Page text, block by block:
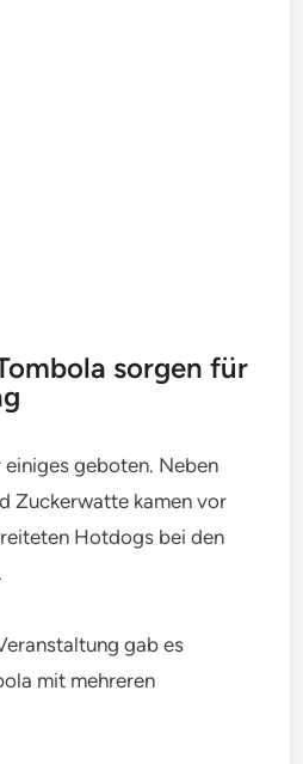
sorgen für
geboten. Neben
Zuckerwatte kamen vor
Hotdogs bei den
gab es
mit mehreren